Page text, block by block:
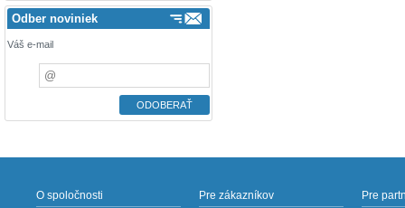
Odber noviniek
Váš e-mail
O spoločnosti Pre zákazníkov Pre